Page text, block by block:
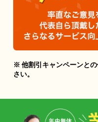
※ 他割引キャンペーンと
さい。